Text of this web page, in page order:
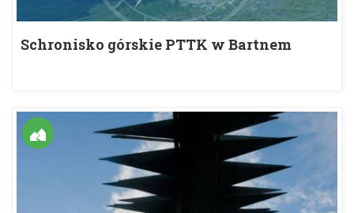
Schronisko górskie PTTK w Bartnem